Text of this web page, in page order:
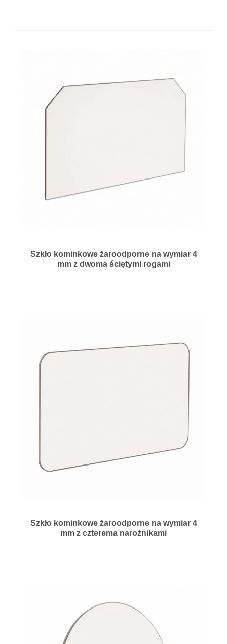
Szkło kominkowe żaroodporne na wymiar 4
mm z dwoma ściętymi rogami
Szkło kominkowe żaroodporne na wymiar 4
mm z czterema narożnikami